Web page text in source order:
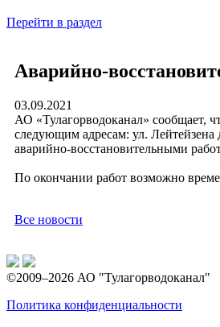
Перейти в раздел
Аварийно-
03.09.2021
АО «Тулагорводоканал» сообщает,
следующим адресам: ул. Лейтейзена
аварийно-восстановительными
По окончании работ возможно
Все новости
©2009–2026 АО "Тулагорводоканал"
Политика конфиденциальности